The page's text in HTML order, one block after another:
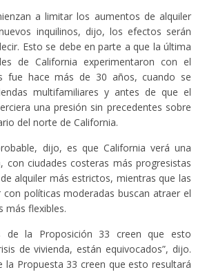
a limitar los aumentos de alquiler
inquilinos, dijo, los efectos serán
Esto se debe en parte a que la última
de California experimentaron con el
fue hace más de 30 años, cuando se
multifamiliares y antes de que el
una presión sin precedentes sobre
del norte de California.
dijo, es que California verá una
con ciudades costeras más progresistas
alquiler más estrictos, mientras que las
políticas moderadas buscan atraer el
más flexibles.
de la Proposición 33 creen que esto
de vivienda, están equivocados”, dijo.
la Propuesta 33 creen que esto resultará